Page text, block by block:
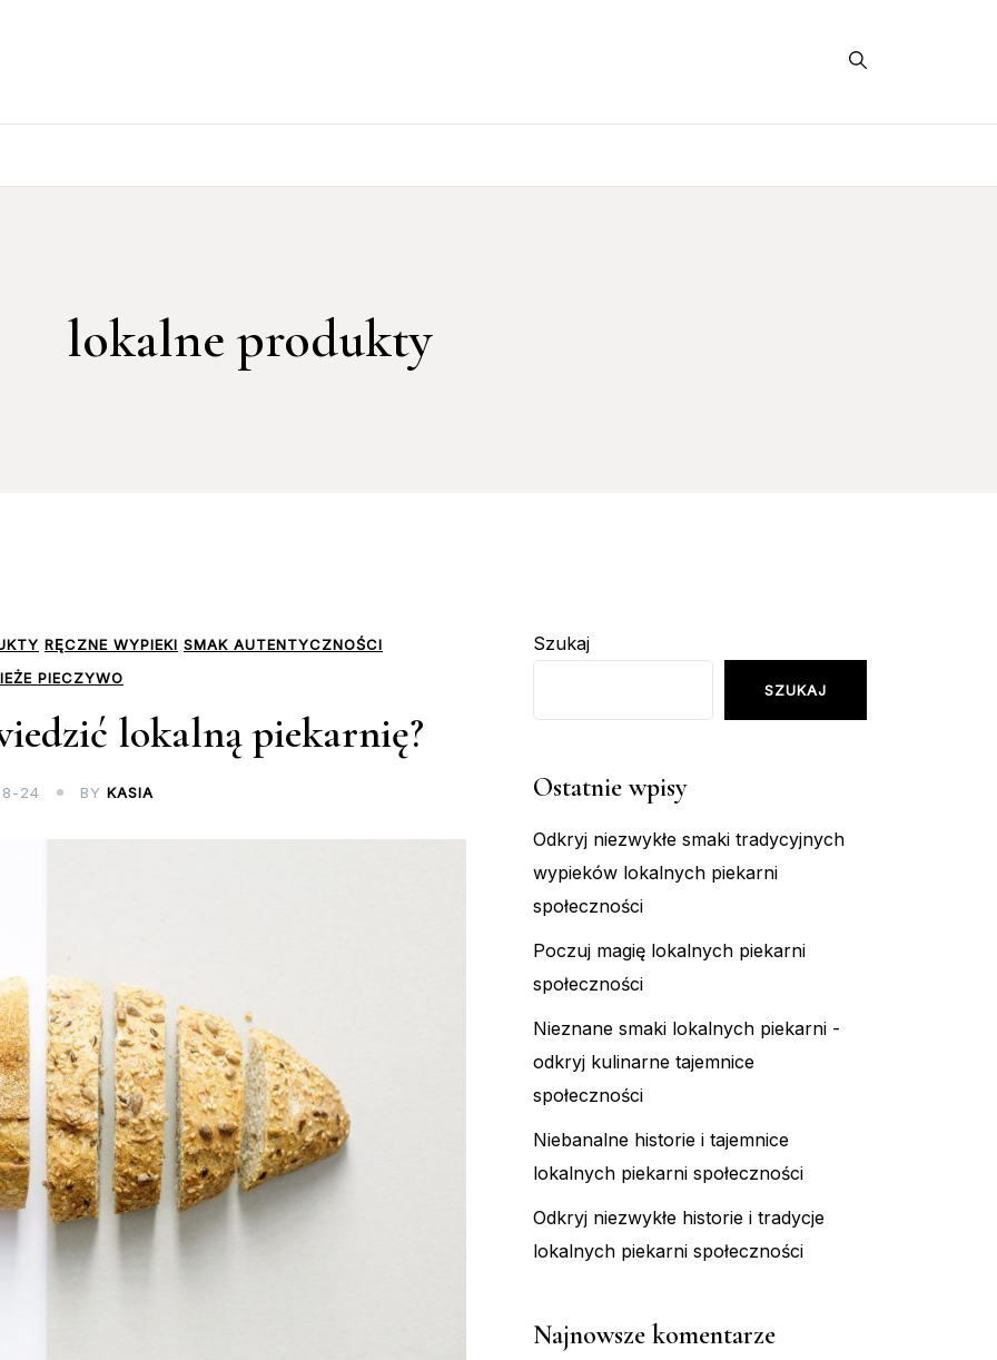
lokalne produkty
RĘCZNE WYPIEKI SMAK AUTENTYCZNOŚCI
PIECZYWO
lokalną piekarnię?
24 BY KASIA
Szukaj
SZUKAJ
Ostatnie wpisy
Odkryj niezwykłe smaki tradycyjnych
wypieków lokalnych piekarni
społeczności
Poczuj magię lokalnych piekarni
społeczności
Nieznane smaki lokalnych piekarni -
odkryj kulinarne tajemnice
społeczności
Niebanalne historie i tajemnice
lokalnych piekarni społeczności
Odkryj niezwykłe historie i tradycje
lokalnych piekarni społeczności
Najnowsze komentarze